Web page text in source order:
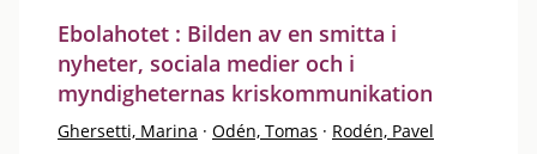
Ebolahotet : Bilden av en smitta i
nyheter, sociala medier och i
myndigheternas kriskommunikation
Ghersetti, Marina · Odén, Tomas · Rodén, Pavel